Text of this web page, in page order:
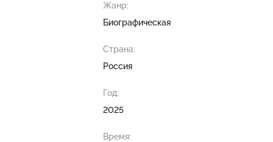
Жанр:
Биографическая
Страна:
Россия
Год:
2025
Время: